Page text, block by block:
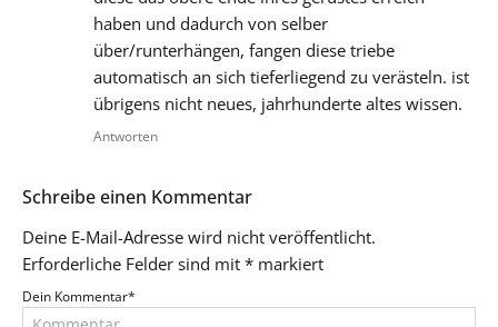
haben und dadurch von selber
über/runterhängen, fangen diese triebe
automatisch an sich tieferliegend zu verästeln. ist
übrigens nicht neues, jahrhunderte altes wissen.
Antworten
Schreibe einen Kommentar
Deine E-Mail-Adresse wird nicht veröffentlicht.
Erforderliche Felder sind mit * markiert
Dein Kommentar*